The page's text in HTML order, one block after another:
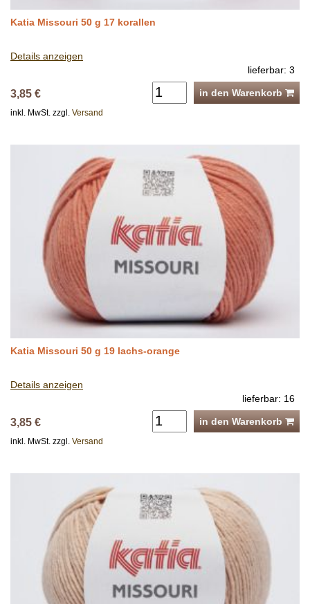
Katia Missouri 50 g 17 korallen
Details anzeigen
lieferbar: 3
3,85 € in den Warenkorb
inkl. MwSt. zzgl. Versand
Katia Missouri 50 g 19 lachs-orange
Details anzeigen
lieferbar: 16
3,85 € in den Warenkorb
inkl. MwSt. zzgl. Versand